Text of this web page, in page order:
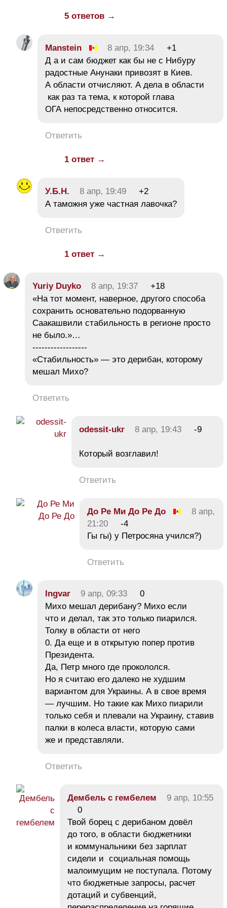
5 ответов →
Manstein 8 апр, 19:34
+1
Д а и сам бюджет как бы не с Нибуру
радостные Анунаки привозят в Киев.
А области отчисляют. А дела в области
как раз та тема, к которой глава
ОГА непосредственно относится.
Ответить
1 ответ →
У.Б.Н. 8 апр, 19:49
+2
А таможня уже частная лавочка?
Ответить
1 ответ →
Yuriy Duyko 8 апр, 19:37
+18
«На тот момент, наверное, другого способа
сохранить основательно подорванную
Саакашвили стабильность в регионе просто
не было.»…
------------------
«Стабильность» — это дерибан, которому
мешал Михо?
Ответить
odessit-ukr 8 апр, 19:43 -9
Который возглавил!
Ответить
До Ре Ми До Ре До
8 апр,
21:20
-4
Гы гы) у Петросяна учился?)
Ответить
Ingvar 9 апр, 09:33
0
Михо мешал дерибану? Михо если
что и делал, так это только пиарился.
Толку в области от него
0. Да еще и в открытую попер против
Президента.
Да, Петр много где прокололся.
Но я считаю его далеко не худшим
вариантом для Украины. А в свое время
— лучшим. Но такие как Михо пиарили
только себя и плевали на Украину, ставив
палки в колеса власти, которую сами
же и представляли.
Ответить
Дембель с гембелем
9 апр, 10:55
0
Твой борец с дерибаном довёл
до того, в области бюджетники
и коммунальники без зарплат
сидели и социальная помощь
малоимущим не поступала. Потому
что бюджетные запросы, расчет
дотаций и субвенций,